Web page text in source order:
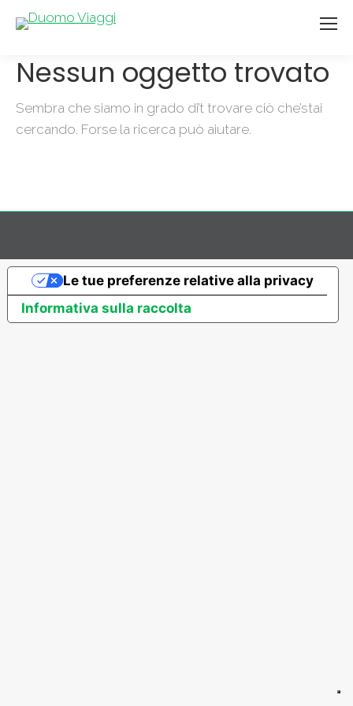
Nessun oggetto trovato
Sembra che siamo in grado di’t trovare ciò che’stai
cercando. Forse la ricerca può aiutare.
Informativa sulla raccolta
Le tue preferenze relative alla privacy